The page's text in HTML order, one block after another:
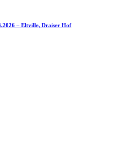
– Eltville, Draiser Hof